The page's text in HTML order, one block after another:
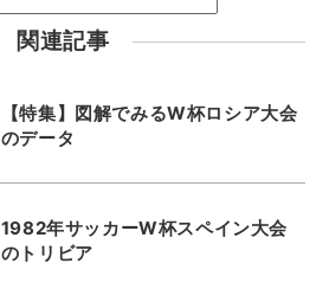
関連記事
【特集】図解でみるW杯ロシア大会
のデータ
1982年サッカーW杯スペイン大会
のトリビア